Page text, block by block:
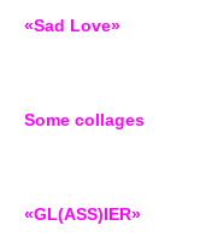
«Sad Love»
Some collages
«GL(ASS)IER»